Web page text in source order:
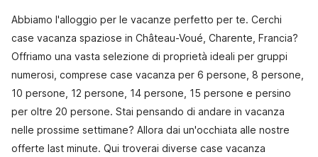
Abbiamo l'alloggio per le vacanze perfetto per te. Cerchi
case vacanza spaziose in Château-Voué, Charente, Francia?
Offriamo una vasta selezione di proprietà ideali per gruppi
numerosi, comprese case vacanza per 6 persone, 8 persone,
10 persone, 12 persone, 14 persone, 15 persone e persino
per oltre 20 persone. Stai pensando di andare in vacanza
nelle prossime settimane? Allora dai un'occhiata alle nostre
offerte last minute. Qui troverai diverse case vacanza